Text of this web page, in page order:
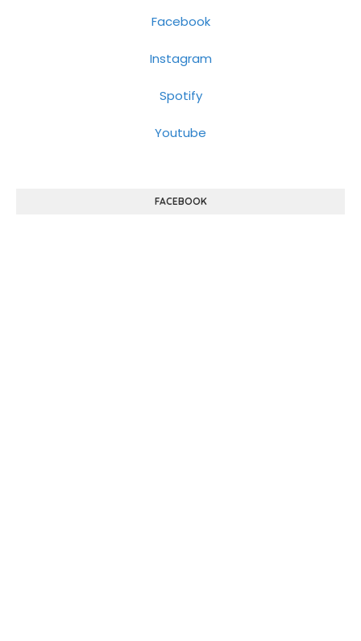
Facebook
Instagram
Spotify
Youtube
FACEBOOK